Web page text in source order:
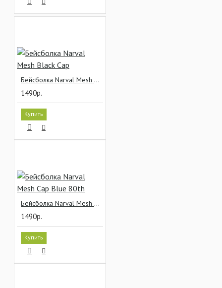
Бейсболка Narval Mesh Black Cap
1490р.
Купить
Бейсболка Narval Mesh Cap Blue 80th
1490р.
Купить